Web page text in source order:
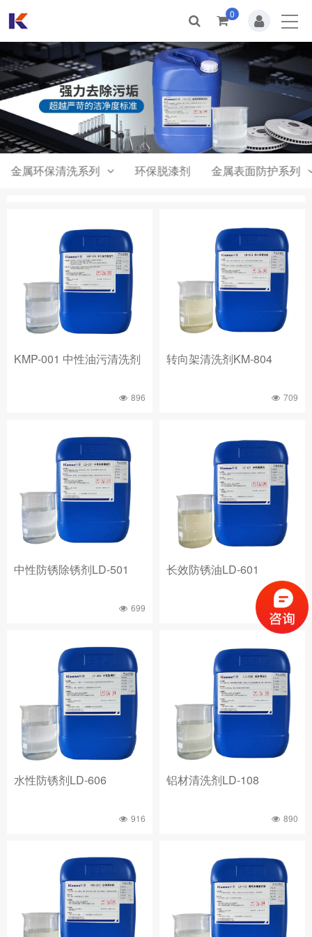
关于我们
新闻动态
产品中心
合作案例
0
金属环保清洗系列 环保脱漆剂 金属表面防护系列
KMP-001 中性油污清洗剂
896
转向架清洗剂KM-804
709
中性防锈除锈剂LD-501
699
长效防锈油LD-601
630
水性防锈剂LD-606
916
铝材清洗剂LD-108
890